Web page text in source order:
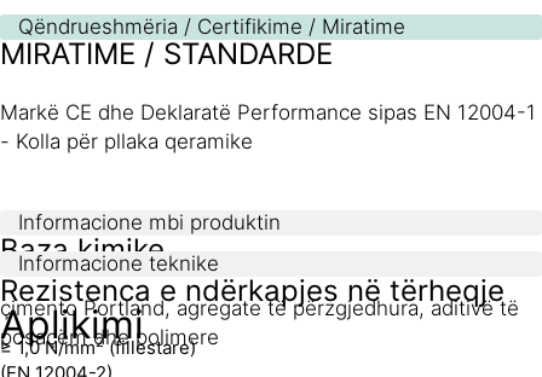
Qëndrueshmëria / Certifikime / Miratime
MIRATIME / STANDARDE
Markë CE dhe Deklaratë Performance sipas EN 12004-1
- Kolla për pllaka qeramike
Informacione mbi produktin
Baza kimike
çimento Portland, agregate të përzgjedhura, aditivë të
posaçëm dhe polimere
Informacione teknike
Rezistenca e ndërkapjes në tërheqje
≥ 1,0 N/mm2(fillestare)
Aplikimi